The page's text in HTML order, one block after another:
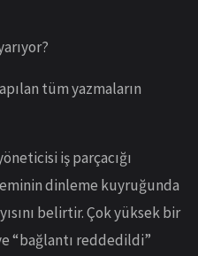
tüm yazmaların
iş parçacığı
dinleme kuyruğunda
belirtir. Çok yüksek bir
“bağlantı reddedildi”